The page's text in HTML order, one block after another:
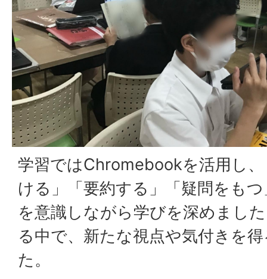
学習ではChromebookを活用し
ける」「要約する」「疑問をも
を意識しながら学びを深めまし
る中で、新たな視点や気付きを
た。